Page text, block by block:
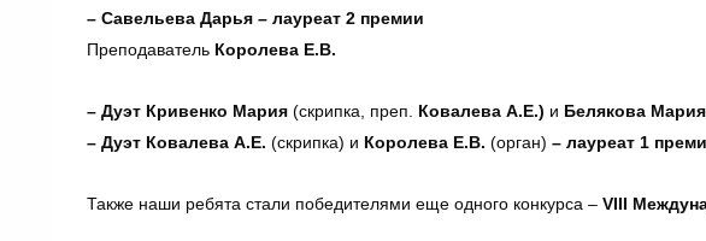
– Савельева Дарья – лауреат 2 премии
Преподаватель Королева Е.В.
– Дуэт Кривенко Мария (скрипка, преп. Ковалева А.Е.) и Белякова Мария
– Дуэт Ковалева А.Е. (скрипка) и Королева Е.В. (орган) – лауреат 1
Также наши ребята стали победителями еще одного конкурса – VIII